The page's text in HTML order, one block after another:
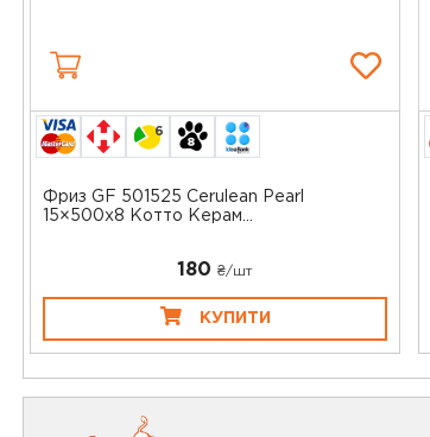
6
Фриз GF 501525 Cerulean Pearl
15×500x8 Котто Керам...
180 ₴/шт
КУПИТИ